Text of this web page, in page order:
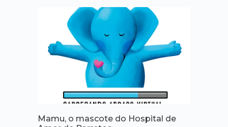
Mamu, o mascote​​​​​​​ do Hospital de